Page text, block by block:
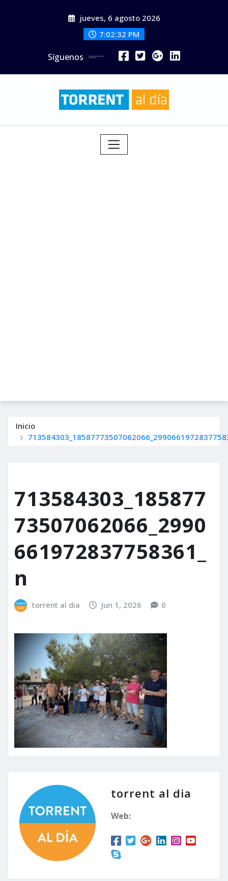
jueves, 6 agosto 2026
7:02:34 PM
Síguenos
Inicio
713584303_185877
73507062066_2990
661972837758361_
n
torrent al dia Jun 1, 2026 0
torrent al dia
Web: